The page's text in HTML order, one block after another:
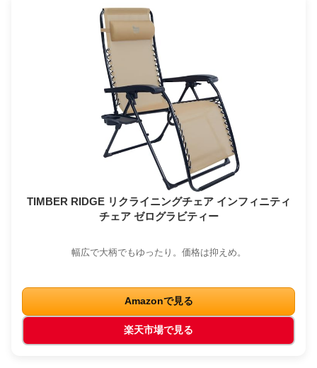
TIMBER RIDGE リクライニングチェア インフィニティ
チェア ゼログラビティー
幅広で大柄でもゆったり。価格は抑えめ。
Amazonで見る
楽天市場で見る